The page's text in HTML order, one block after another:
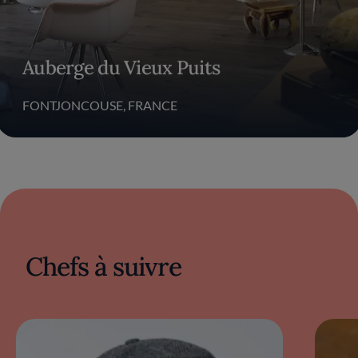
faisant de lui l'un des chefs les plus influents
de la scène culinaire française.
Le restaurant de Gilles
Goujon
raffinement. Depuis son arrivée en 1992,
Gilles Goujon a transformé cette auberge
qu'il a obtenue en 2010, témoignant de
l’excellence de sa cuisine.
Auberge du Vieux Puits
FONTJONCOUSE, FRANCE
Chefs à suivre